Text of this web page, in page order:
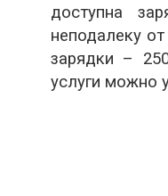
доступна
неподалеку
зарядки –
услуги можно